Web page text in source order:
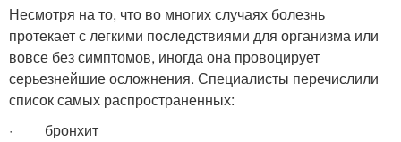
Несмотря на то, что во многих случаях болезнь
протекает с легкими последствиями для организма или
вовсе без симптомов, иногда она провоцирует
серьезнейшие осложнения. Специалисты перечислили
список самых распространенных:
· бронхит